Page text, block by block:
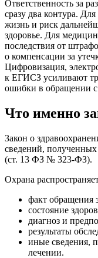
Ответственность за
сразу два контура.
жизнь и риск
здоровье. Для
последствия от
о компенсации за
Цифровизация,
к ЕГИСЗ усиливают
ошибки в обращении
Что именно
Закон о
сведений,
(ст. 13 ФЗ № 323‑ФЗ).
Охрана
факт обращения
состояние
диагноз и
результаты
иные сведения,
лечении.